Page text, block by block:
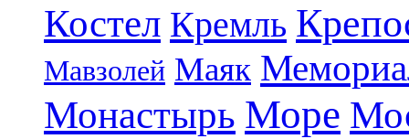
Костел Кремль
Мавзолей Маяк
Монастырь Море